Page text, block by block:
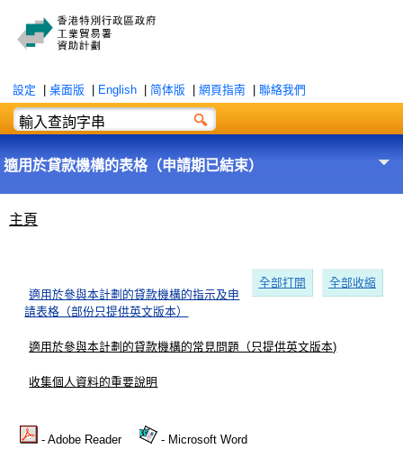
設定 桌面版 English 简体版 網頁指南 聯絡我們
適用於貸款機構的表格（申請期已結束）
主頁
全部打開
全部收縮
適用於參與本計劃的貸款機構的指示及申
請表格（部份只提供英文版本）
適用於參與本計劃的貸款機構的常見問題（只提供英文版本)
收集個人資料的重要說明
- Adobe Reader - Microsoft Word